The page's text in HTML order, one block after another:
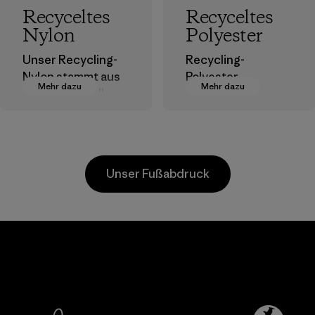
Mehr dazu
Recyceltes
Nylon
Unser Recycling-
Nylon stammt aus
postindustriellen
Postconsumer-
Mehr dazu
Recyceltes
Polyester
Recycling-
Polyester
verringert unsere
Materialien
Mehr dazu
Unser Fußabdruck